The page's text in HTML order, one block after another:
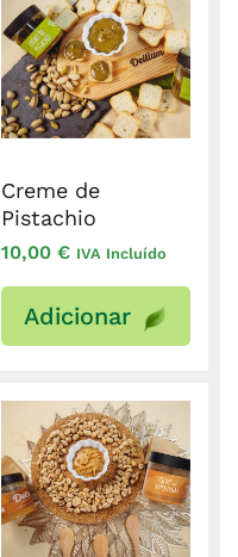
Creme de
Pistachio
10,00 € IVA Incluído
Adicionar